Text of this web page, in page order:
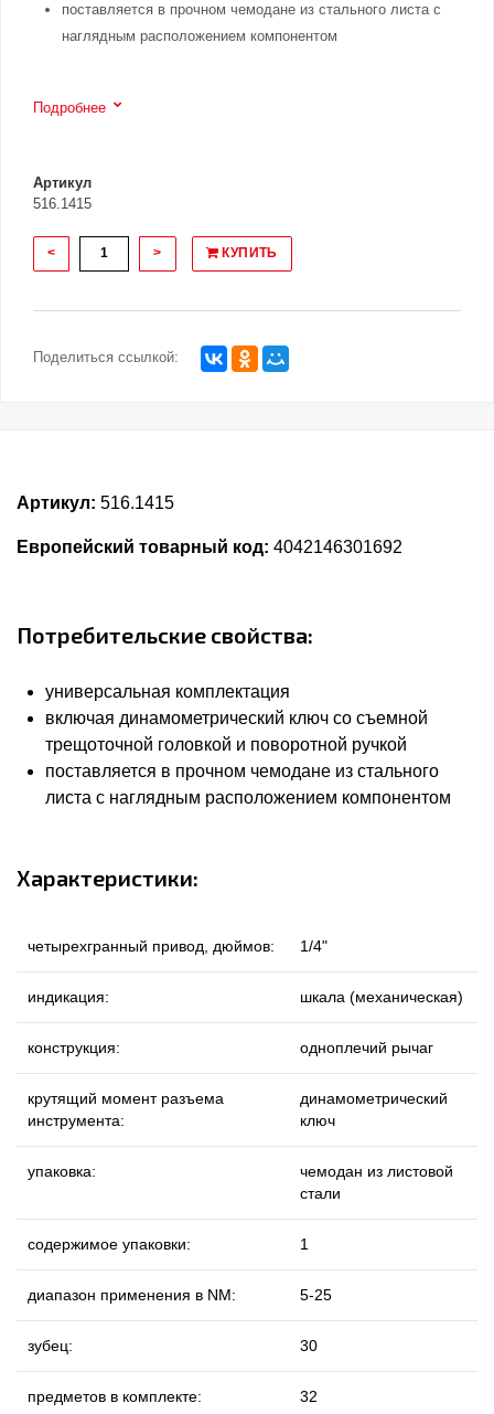
поставляется в прочном чемодане из стального листа с
наглядным расположением компонентом
Подробнее
Артикул
516.1415
< > КУПИТЬ
Поделиться ссылкой:
Артикул: 516.1415
Европейский товарный код: 4042146301692
Потребительские свойства:
универсальная комплектация
включая динамометрический ключ со съемной
трещоточной головкой и поворотной ручкой
поставляется в прочном чемодане из стального
листа с наглядным расположением компонентом
Характеристики:
четырехгранный привод, дюймов: 1/4"
индикация: шкала (механическая)
конструкция: одноплечий рычаг
крутящий момент разъема
инструмента:
динамометрический
ключ
упаковка:
чемодан из листовой
стали
содержимое упаковки: 1
диапазон применения в NM: 5-25
зубец: 30
предметов в комплекте: 32